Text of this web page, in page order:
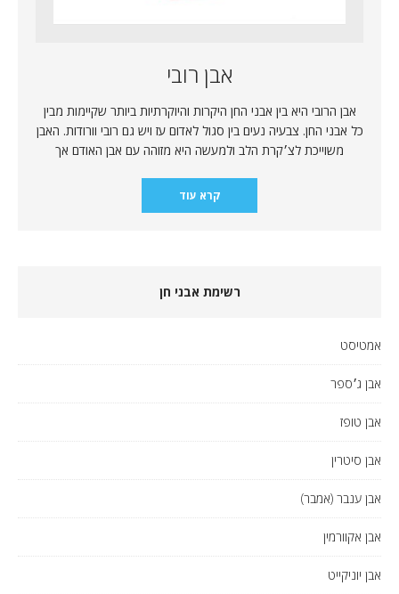
אבן רובי
אבן הרובי היא בין אבני החן היקרות והיוקרתיות ביותר שקיימות מבין
כל אבני החן. צבעיה נעים בין סגול לאדום עז ויש גם רובי וורודות. האבן
משוייכת לצ׳קרת הלב ולמעשה היא מזוהה עם אבן האודם אך
קרא עוד
רשימת אבני חן
אמטיסט
אבן ג׳ספר
אבן טופז
אבן סיטרין
אבן ענבר (אמבר)
אבן אקוורמין
אבן יוניקייט